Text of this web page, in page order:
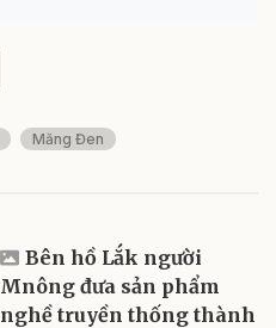
Măng Đen
Bên hồ Lắk người
Mnông đưa sản phẩm
nghề truyền thống thành